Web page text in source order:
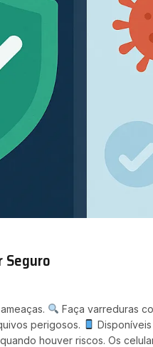
Seguro
Faça varreduras
perigosos.
houver riscos. Os